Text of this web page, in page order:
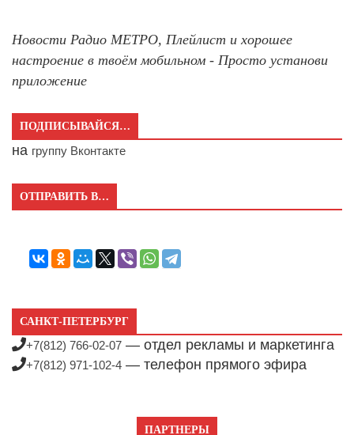
Новости Радио МЕТРО, Плейлист и хорошее
настроение в твоём мобильном - Просто установи
приложение
ПОДПИСЫВАЙСЯ…
на группу Вконтакте
ОТПРАВИТЬ В…
САНКТ-ПЕТЕРБУРГ
+7(812) 766-02-07 — отдел рекламы и маркетинга
+7(812) 971-102-4 — телефон прямого эфира
ПАРТНЕРЫ